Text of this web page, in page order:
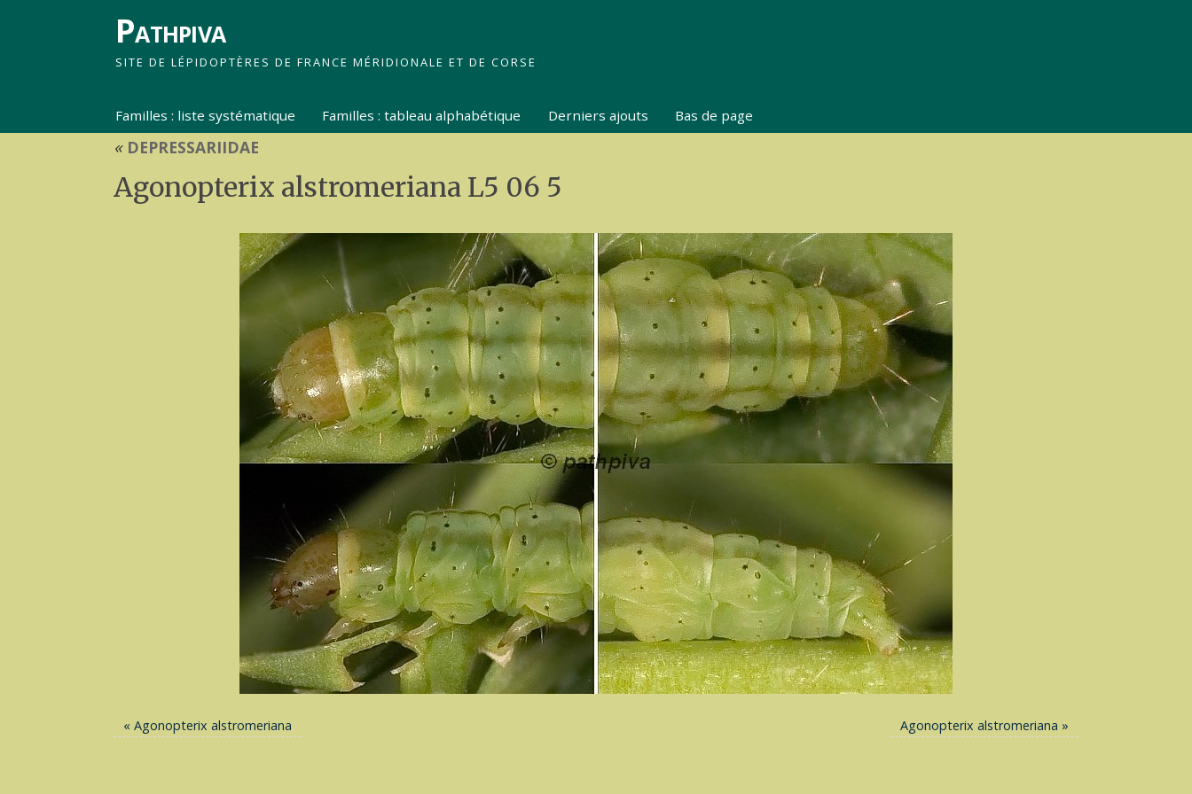
Pathpiva
SITE DE LÉPIDOPTÈRES DE FRANCE MÉRIDIONALE ET DE CORSE
Familles : liste systématique Familles : tableau alphabétique Derniers ajouts Bas de page
«DEPRESSARIIDAE
Agonopterix alstromeriana L5 06 5
« Agonopterix alstromeriana Agonopterix alstromeriana »